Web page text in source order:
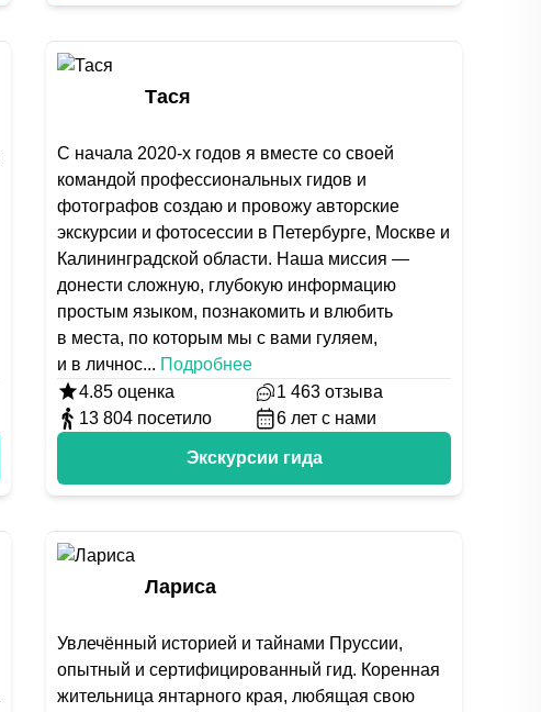
Тася
С начала 2020-х годов я вместе со своей
командой профессиональных гидов и
фотографов создаю и провожу авторские
экскурсии и фотосессии в Петербурге, Москве и
Калининградской области. Наша миссия —
донести сложную, глубокую информацию
простым языком, познакомить и влюбить
в места, по которым мы с вами гуляем,
и в личнос... Подробнее
4.85 оценка 1 463 отзыва
13 804 посетило 6 лет с нами
Экскурсии гида
Лариса
Увлечённый историей и тайнами Пруссии,
опытный и сертифицированный гид. Коренная
жительница янтарного края, любящая свою